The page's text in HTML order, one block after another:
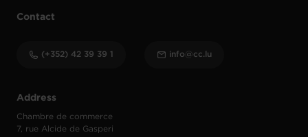
Address
Chambre de commerce
7, rue Alcide de Gasperi
Contact
(+352) 42 39 39 1 info@cc.lu